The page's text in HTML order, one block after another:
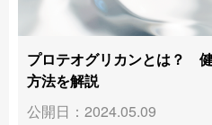
プロテオグリカンとは？
方法を解説
公開日：2024.05.09